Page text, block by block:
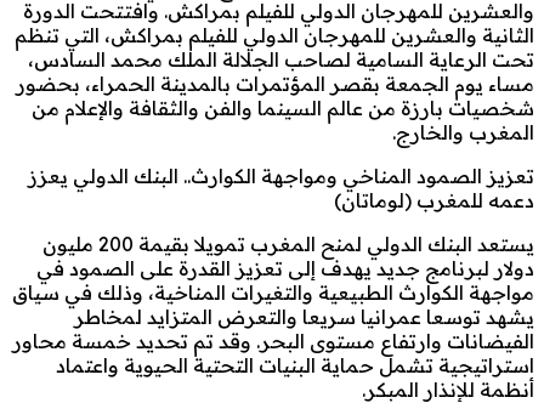
والعشرين للمهرجان الدولي للفيلم بمراكش. وافتتحت الدورة
الثانية والعشرين للمهرجان الدولي للفيلم بمراكش، التي تنظم
تحت الرعاية السامية لصاحب الجلالة الملك محمد السادس،
مساء يوم الجمعة بقصر المؤتمرات بالمدينة الحمراء، بحضور
شخصيات بارزة من عالم السينما والفن والثقافة والإعلام من
المغرب والخارج.
تعزيز الصمود المناخي ومواجهة الكوارث.. البنك الدولي يعزز
دعمه للمغرب (لوماتان)
يستعد البنك الدولي لمنح المغرب تمويلا بقيمة 200 مليون
دولار لبرنامج جديد يهدف إلى تعزيز القدرة على الصمود في
مواجهة الكوارث الطبيعية والتغيرات المناخية، وذلك في سياق
يشهد توسعا عمرانيا سريعا والتعرض المتزايد لمخاطر
الفيضانات وارتفاع مستوى البحر. وقد تم تحديد خمسة محاور
استراتيجية تشمل حماية البنيات التحتية الحيوية واعتماد
أنظمة للإنذار المبكر.